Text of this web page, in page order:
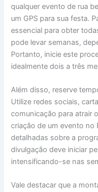
qualquer evento de rua
um GPS para sua festa.
essencial para obter
pode levar semanas,
Portanto, inicie este
idealmente dois a três
Além disso, reserve
Utilize redes sociais,
comunicação para atrair
criação de um evento
detalhadas sobre a
divulgação deve iniciar
intensificando-se nas
Vale destacar que a